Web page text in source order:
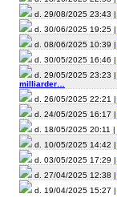
d. 29/08/2025 23:43 |
d. 30/06/2025 19:25 |
d. 08/06/2025 10:39 |
d. 30/05/2025 16:46 |
d. 29/05/2025 23:23 |
milliarder…
d. 26/05/2025 22:21 |
d. 24/05/2025 16:17 |
d. 18/05/2025 20:11 |
d. 10/05/2025 14:42 |
d. 03/05/2025 17:29 |
d. 27/04/2025 12:38 |
d. 19/04/2025 15:27 |